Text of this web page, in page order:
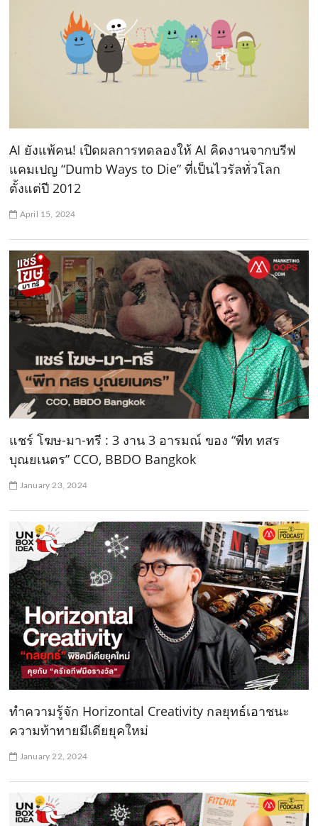
AI ยังแพ้คน! เปิดผลการทดลองให้ AI คิดงานจากบรีฟ
แคมเปญ “Dumb Ways to Die” ที่เป็นไวรัลทั่วโลก
ตั้งแต่ปี 2012
April 15, 2024
แชร์ โฆษ-มา-ทรี : 3 งาน 3 อารมณ์ ของ “พีท ทสร
บุณยเนตร” CCO, BBDO Bangkok
January 23, 2024
ทำความรู้จัก Horizontal Creativity กลยุทธ์เอาชนะ
ความท้าทายมีเดียยุคใหม่
January 22, 2024